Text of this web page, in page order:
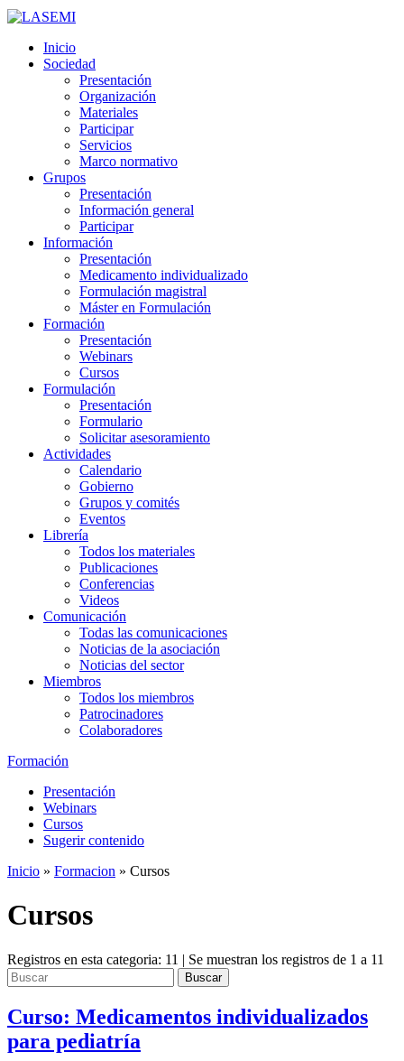
Inicio
Sociedad
Presentación
Organización
Materiales
Participar
Servicios
Marco normativo
Grupos
Presentación
Información general
Participar
Información
Presentación
Medicamento individualizado
Formulación magistral
Máster en Formulación
Formación
Presentación
Webinars
Cursos
Formulación
Presentación
Formulario
Solicitar asesoramiento
Actividades
Calendario
Gobierno
Grupos y comités
Eventos
Librería
Todos los materiales
Publicaciones
Conferencias
Videos
Comunicación
Todas las comunicaciones
Noticias de la asociación
Noticias del sector
Miembros
Todos los miembros
Patrocinadores
Colaboradores
Formación
Presentación
Webinars
Cursos
Sugerir contenido
Inicio » Formacion » Cursos
Cursos
Registros en esta categoria: 11 | Se muestran los registros de 1 a 11
Buscar
Curso: Medicamentos individualizados
para pediatría